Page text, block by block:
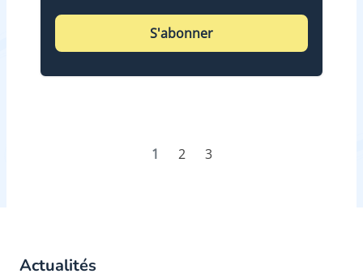
S'abonner
1 2 3
Actualités